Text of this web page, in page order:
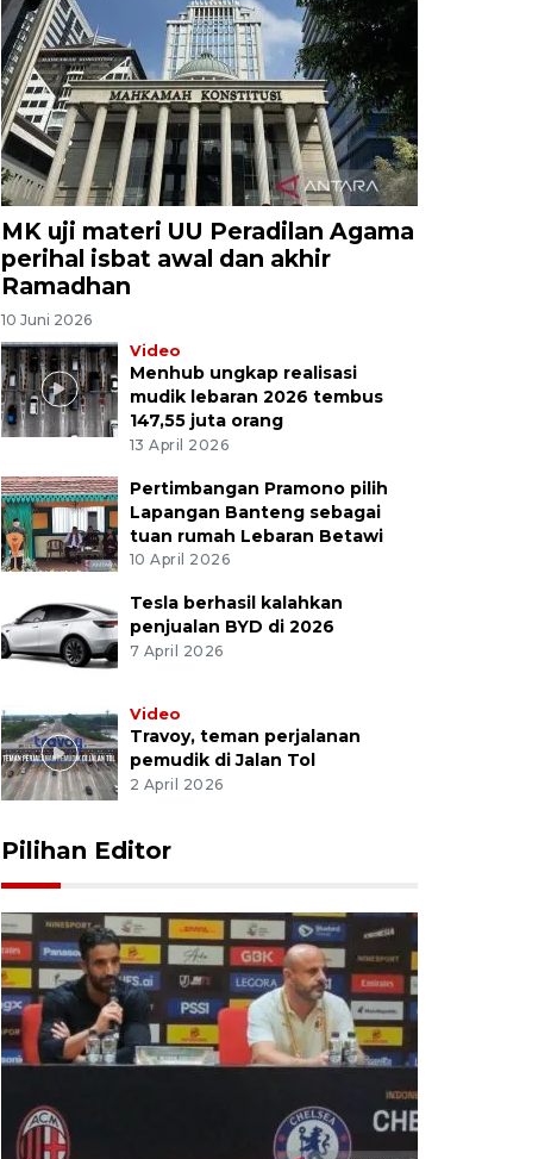
MK uji materi UU Peradilan Agama
perihal isbat awal dan akhir
Ramadhan
10 Juni 2026
Video
Menhub ungkap realisasi
mudik lebaran 2026 tembus
147,55 juta orang
13 April 2026
Pertimbangan Pramono pilih
Lapangan Banteng sebagai
tuan rumah Lebaran Betawi
10 April 2026
Tesla berhasil kalahkan
penjualan BYD di 2026
7 April 2026
Video
Travoy, teman perjalanan
pemudik di Jalan Tol
2 April 2026
Pilihan Editor